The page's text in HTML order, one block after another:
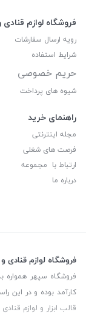
فروشگاه لوازم
رویه ارسال سفارشات
شرایط استفاده
حریم خصوصی
شیوه های پرداخت
راهنمای خرید
مجله اینترنتی
فرصت های شغلی
ارتباط با مجموعه
درباره ما
فروشگاه لوازم قنادی
فروشگاه سپهر همواره
کارآمد بوده و در این
قالب ابزار و لوازم